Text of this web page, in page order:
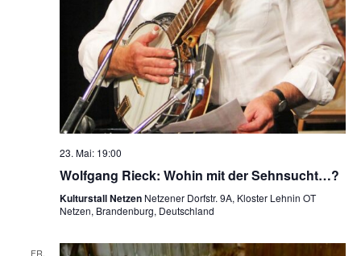
23. Mai: 19:00
Wolfgang Rieck: Wohin mit der Sehnsucht…?
Kulturstall Netzen Netzener Dorfstr. 9A, Kloster Lehnin OT
Netzen, Brandenburg, Deutschland
FR.